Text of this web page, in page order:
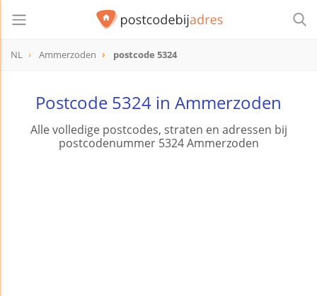
NL Ammerzoden postcode 5324
Postcode 5324 in Ammerzoden
Alle volledige postcodes, straten en adressen bij
postcodenummer 5324 Ammerzoden